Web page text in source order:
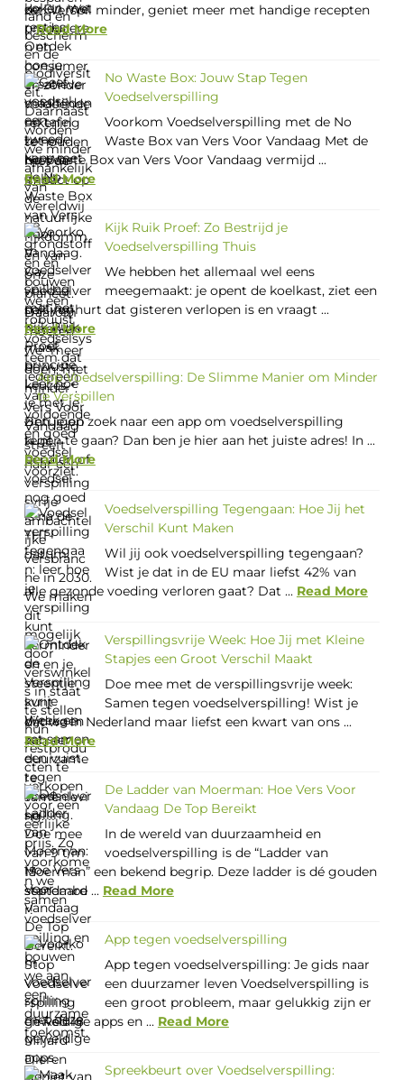
zet. Verspil minder, geniet meer met handige recepten
...Read More
No Waste Box: Jouw Stap Tegen
Voedselverspilling
Voorkom Voedselverspilling met de No
Waste Box van Vers Voor Vandaag Met de
No Waste Box van Vers Voor Vandaag vermijd ...
Read More
Kijk Ruik Proef: Zo Bestrijd je
Voedselverspilling Thuis
We hebben het allemaal wel eens
meegemaakt: je opent de koelkast, ziet een
pak yoghurt dat gisteren verlopen is en vraagt ...
Read More
App Voedselverspilling: De Slimme Manier om Minder
te Verspillen
Ben je op zoek naar een app om voedselverspilling
tegen te gaan? Dan ben je hier aan het juiste adres! In ...
Read More
Voedselverspilling Tegengaan: Hoe Jij het
Verschil Kunt Maken
Wil jij ook voedselverspilling tegengaan?
Wist je dat in de EU maar liefst 42% van
alle gezonde voeding verloren gaat? Dat ... Read More
Verspillingsvrije Week: Hoe Jij met Kleine
Stapjes een Groot Verschil Maakt
Doe mee met de verspillingsvrije week:
Samen tegen voedselverspilling! Wist je
dat we in Nederland maar liefst een kwart van ons ...
Read More
De Ladder van Moerman: Hoe Vers Voor
Vandaag De Top Bereikt
In de wereld van duurzaamheid en
voedselverspilling is de “Ladder van
Moerman” een bekend begrip. Deze ladder is dé gouden
standaard ... Read More
App tegen voedselverspilling
App tegen voedselverspilling: Je gids naar
een duurzamer leven Voedselverspilling is
een groot probleem, maar gelukkig zijn er
geweldige apps en ... Read More
Spreekbeurt over Voedselverspilling: